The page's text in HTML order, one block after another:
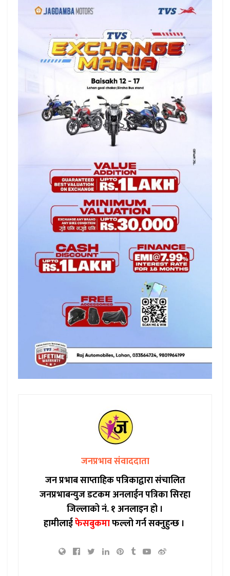
जनप्रभाव संवाददाता
जन प्रभाब साप्ताहिक पत्रिकाद्वारा संचालित
जनप्रभाबन्युज डटकम अनलाईन पत्रिका सिरहा
जिल्लाको नं. १ अनलाइन हो ।
हामीलाईफेसबुकमाफल्लो गर्न सक्नुहुन्छ ।